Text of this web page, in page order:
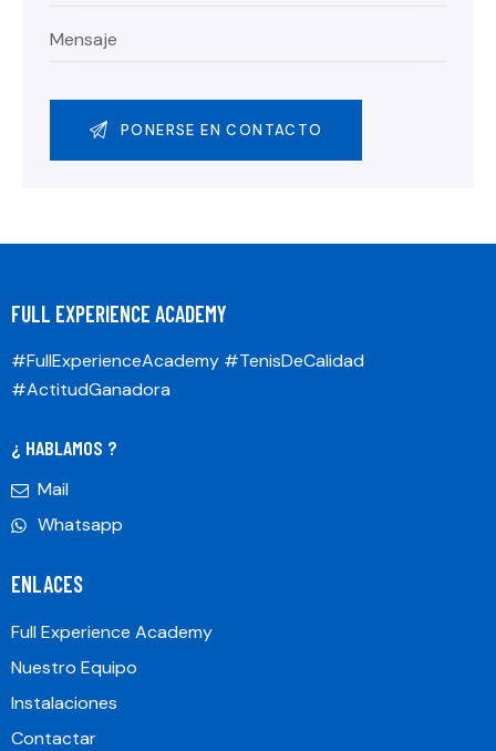
FULL EXPERIENCE ACADEMY
#FullExperienceAcademy #TenisDeCalidad
#ActitudGanadora
¿ HABLAMOS ?
Mail
Whatsapp
ENLACES
Full Experience Academy
Nuestro Equipo
Instalaciones
Contactar